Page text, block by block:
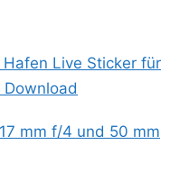
Live Sticker für
mm f/4 und 50 mm